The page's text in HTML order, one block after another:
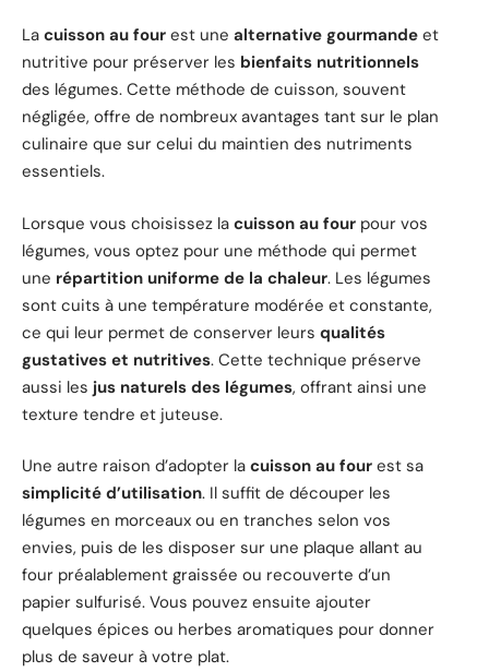
La cuisson au four est une alternative gourmande et
nutritive pour préserver les bienfaits nutritionnels
des légumes. Cette méthode de cuisson, souvent
négligée, offre de nombreux avantages tant sur le plan
culinaire que sur celui du maintien des nutriments
essentiels.
Lorsque vous choisissez la cuisson au four pour vos
légumes, vous optez pour une méthode qui permet
une répartition uniforme de la chaleur. Les légumes
sont cuits à une température modérée et constante,
ce qui leur permet de conserver leurs qualités
gustatives et nutritives. Cette technique préserve
aussi les jus naturels des légumes, offrant ainsi une
texture tendre et juteuse.
Une autre raison d’adopter la cuisson au four est sa
simplicité d’utilisation. Il suffit de découper les
légumes en morceaux ou en tranches selon vos
envies, puis de les disposer sur une plaque allant au
four préalablement graissée ou recouverte d’un
papier sulfurisé. Vous pouvez ensuite ajouter
quelques épices ou herbes aromatiques pour donner
plus de saveur à votre plat.